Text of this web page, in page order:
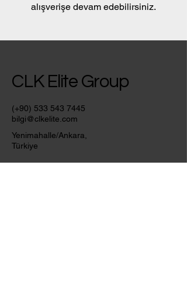
alışverişe devam edebilirsiniz.
CLK Elite Group
(+90) 533 543 7445
bilgi@clkelite.com
Yenimahalle/Ankara,
Türkiye